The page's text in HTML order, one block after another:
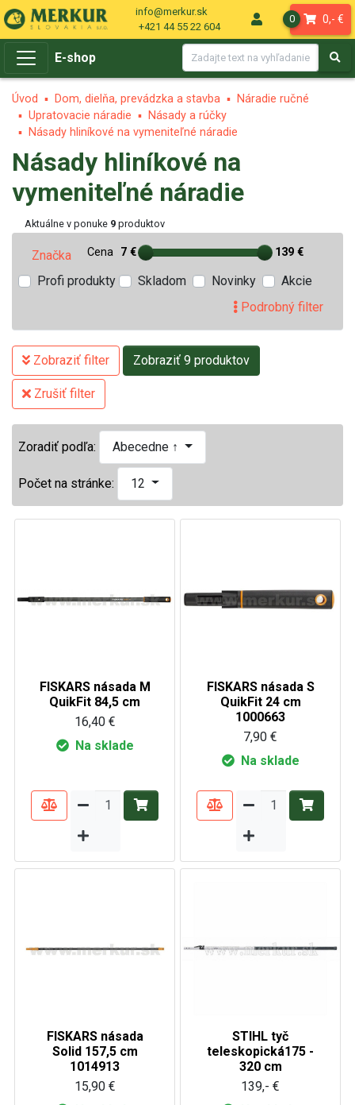
info@merkur.sk
+421 44 55 22 604
0 0,- €
E-shop
Úvod Dom, dielňa, prevádzka a stavba
Náradie ručné
Upratovacie náradie
Násady a rúčky
Násady hliníkové na vymeniteľné náradie
Násady hliníkové na
vymeniteľné náradie
Aktuálne v ponuke 9 produktov
Značka Cena 7 € 139 €
Profi produkty Skladom Novinky
Akcie
Podrobný filter
Zobraziť filter Zobraziť 9 produktov
Zrušiť filter
Zoradiť podľa: Abecedne ↑
Počet na stránke: 12
FISKARS násada M
QuikFit 84,5 cm
16,40 €
Na sklade
FISKARS násada S
QuikFit 24 cm
1000663
7,90 €
Na sklade
FISKARS násada
Solid 157,5 cm
1014913
15,90 €
STIHL tyč
teleskopická175 -
320 cm
139,- €